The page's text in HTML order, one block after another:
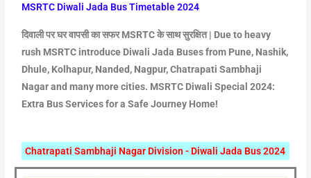
MSRTC Diwali Jada Bus Timetable 2024
दिवाली पर घर वापसी का सफर MSRTC के साथ सुरक्षित | Due to heavy
rush MSRTC introduce Diwali Jada Buses from Pune, Nashik,
Dhule, Kolhapur, Nanded, Nagpur, Chatrapati Sambhaji
Nagar and many more cities. MSRTC Diwali Special 2024:
Extra Bus Services for a Safe Journey Home!
Chatrapati Sambhaji Nagar Division - Diwali Jada Bus 2024